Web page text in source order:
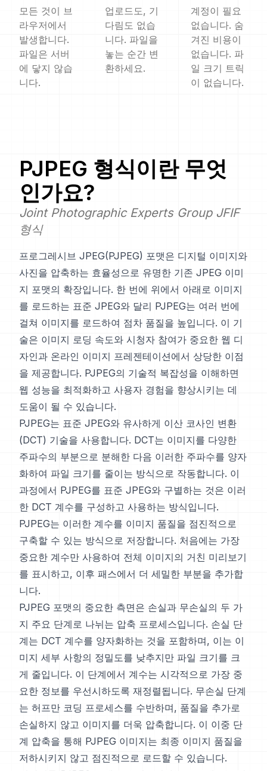
모든 것이 브
라우저에서
발생합니다.
파일은 서버
에 닿지 않습
니다.
업로드도, 기
다림도 없습
니다. 파일을
놓는 순간 변
환하세요.
계정이 필요
없습니다. 숨
겨진 비용이
없습니다. 파
일 크기 트릭
이 없습니다.
PJPEG 형식이란 무엇
인가요?
Joint Photographic Experts Group JFIF
형식
프로그레시브 JPEG(PJPEG) 포맷은 디지털 이미지와
사진을 압축하는 효율성으로 유명한 기존 JPEG 이미
지 포맷의 확장입니다. 한 번에 위에서 아래로 이미지
를 로드하는 표준 JPEG와 달리 PJPEG는 여러 번에
걸쳐 이미지를 로드하여 점차 품질을 높입니다. 이 기
술은 이미지 로딩 속도와 시청자 참여가 중요한 웹 디
자인과 온라인 이미지 프레젠테이션에서 상당한 이점
을 제공합니다. PJPEG의 기술적 복잡성을 이해하면
웹 성능을 최적화하고 사용자 경험을 향상시키는 데
도움이 될 수 있습니다.
PJPEG는 표준 JPEG와 유사하게 이산 코사인 변환
(DCT) 기술을 사용합니다. DCT는 이미지를 다양한
주파수의 부분으로 분해한 다음 이러한 주파수를 양자
화하여 파일 크기를 줄이는 방식으로 작동합니다. 이
과정에서 PJPEG를 표준 JPEG와 구별하는 것은 이러
한 DCT 계수를 구성하고 사용하는 방식입니다.
PJPEG는 이러한 계수를 이미지 품질을 점진적으로
구축할 수 있는 방식으로 저장합니다. 처음에는 가장
중요한 계수만 사용하여 전체 이미지의 거친 미리보기
를 표시하고, 이후 패스에서 더 세밀한 부분을 추가합
니다.
PJPEG 포맷의 중요한 측면은 손실과 무손실의 두 가
지 주요 단계로 나뉘는 압축 프로세스입니다. 손실 단
계는 DCT 계수를 양자화하는 것을 포함하며, 이는 이
미지 세부 사항의 정밀도를 낮추지만 파일 크기를 크
게 줄입니다. 이 단계에서 계수는 시각적으로 가장 중
요한 정보를 우선시하도록 재정렬됩니다. 무손실 단계
는 허프만 코딩 프로세스를 수반하며, 품질을 추가로
손실하지 않고 이미지를 더욱 압축합니다. 이 이중 단
계 압축을 통해 PJPEG 이미지는 최종 이미지 품질을
저하시키지 않고 점진적으로 로드할 수 있습니다.